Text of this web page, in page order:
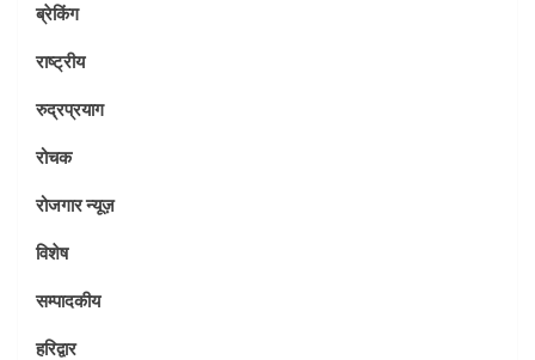
ब्रेकिंग
राष्ट्रीय
रुद्रप्रयाग
रोचक
रोजगार न्यूज़
विशेष
सम्पादकीय
हरिद्वार